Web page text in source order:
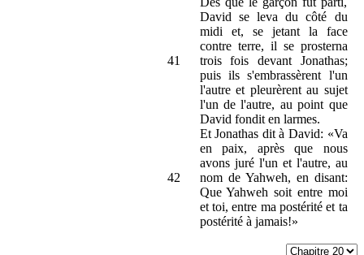
41
David se leva du côté du
midi et, se jetant la face
contre terre, il se prosterna
trois fois devant Jonathas;
puis ils s'embrassèrent l'un
l'autre et pleurèrent au sujet
l'un de l'autre, au point que
David fondit en larmes.
42
Et Jonathas dit à David: «Va
en paix, après que nous
avons juré l'un et l'autre, au
nom de Yahweh, en disant:
Que Yahweh soit entre moi
et toi, entre ma postérité et ta
postérité à jamais!»